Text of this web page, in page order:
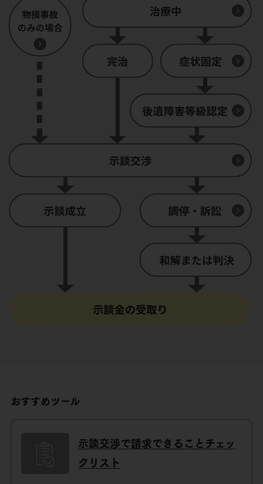
おすすめツール
示談交渉で請求できることチェッ
クリスト